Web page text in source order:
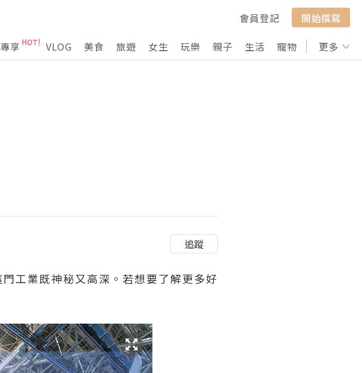
會員登記
開始撰寫
享 VLOG 美食 旅遊 女生 玩樂 親子 生活 寵物 行山 打卡
更多
追蹤
工業既神秘又高深。若想要了解更多好